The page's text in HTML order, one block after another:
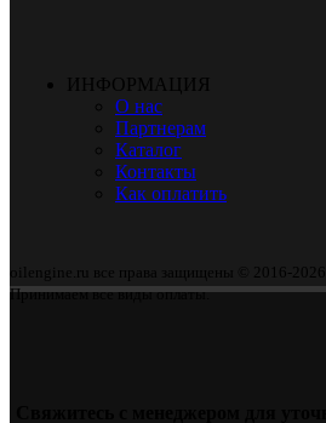
ИНФОРМАЦИЯ
О нас
Партнерам
Каталог
Контакты
Как оплатить
oilengine.ru все права защищены © 2016-2026
Принимаем все виды оплаты.